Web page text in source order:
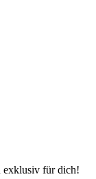
exklusiv für dich!